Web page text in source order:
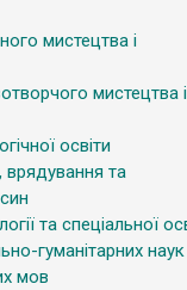
мистецтва і
мистецтва і
освіти
врядування та
та спеціальної
гуманітарних наук
мов